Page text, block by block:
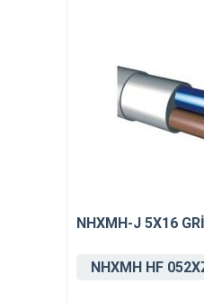
NHXMH-J 5X16
NHXMH HF